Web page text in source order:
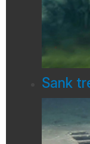
Sank